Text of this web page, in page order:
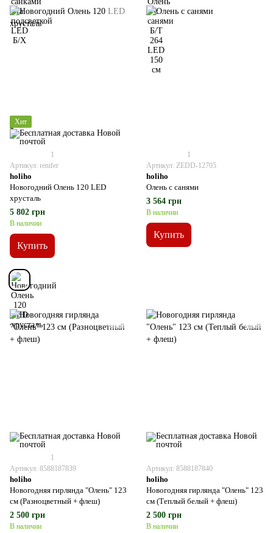
Хит
1
Артикул: renifer
holiho
Новогодний Олень 120 LED
хрусталь
5 802 грн
В наличии
Купить
1
Артикул: ZEDD-12705
holiho
Олень с санями
3 564 грн
В наличии
Купить
1
Артикул: 8588187839
holiho
Новогодняя гирлянда "Олень" 123
см (Разноцветный + флеш)
2 500 грн
В наличии
Артикул: 8588187840
holiho
Новогодняя гирлянда "Олень" 123
см (Теплый белый + флеш)
2 500 грн
В наличии